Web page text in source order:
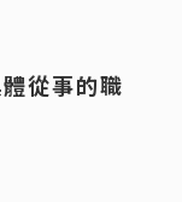
從事的職